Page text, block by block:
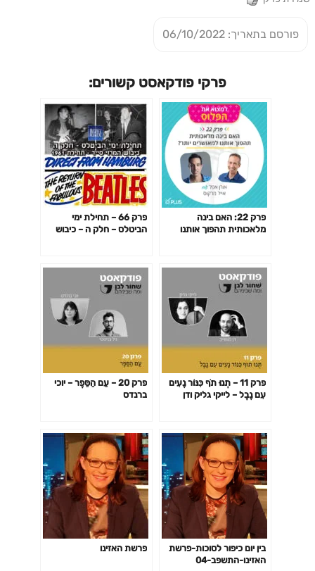
פורסם בתאריך: 06/10/2022
פרקי פודקאסט קשורים:
פרק 22: האם בינה
מלאכותית תהפוך אותנו
פרק 66 – תחילת ימי
הביטלס – חלק ה – כיבוש
פרק 11 – תְנוּ תֹף כִּנּוֹר נָעִים
עִם נָבֶל – לייקי גליק ודן
פרק 20 – עַם הַסֵּפֶר – יוכי
ברנדס
בין יום כיפור לסוכות-פרשת
האזינו-התשפב-04
פרשת האזינו